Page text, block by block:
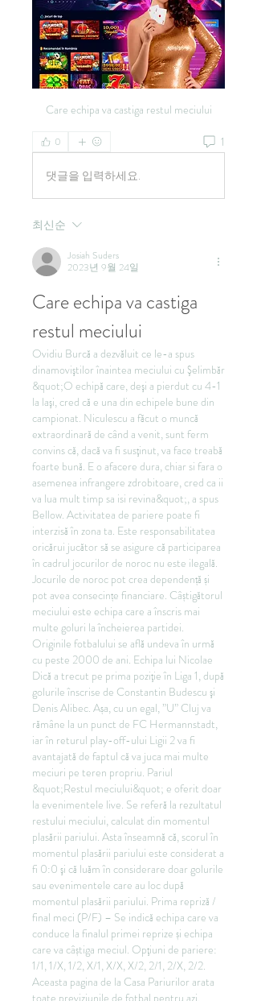
Care echipa va castiga restul meciului
0 1
댓글을 입력하세요.
최신순
Josiah Suders
2023년 9월 24일
Care echipa va castiga
restul meciului
Ovidiu Burcă a dezvăluit ce le-a spus
dinamoviştilor înaintea meciului cu Şelimbăr
&quot;O echipă care, deşi a pierdut cu 4-1
la laşi, cred că e una din echipele bune din
campionat. Niculescu a făcut o muncă
extraordinară de când a venit, sunt ferm
convins că, dacă va fi susţinut, va face treabă
foarte bună. E o afacere dura, chiar si fara o
asemenea infrangere zdrobitoare, cred ca ii
va lua mult timp sa isi revina&quot;, a spus
Bellow. Activitatea de pariere poate fi
interzisă în zona ta. Este responsabilitatea
oricărui jucător să se asigure că participarea
în cadrul jocurilor de noroc nu este ilegală.
Jocurile de noroc pot crea dependență și
pot avea consecințe financiare. Câștigătorul
meciului este echipa care a înscris mai
multe goluri la încheierea partidei.
Originile fotbalului se află undeva în urmă
cu peste 2000 de ani. Echipa lui Nicolae
Dică a trecut pe prima poziţie în Liga 1, după
golurile înscrise de Constantin Budescu şi
Denis Alibec. Așa, cu un egal, ”U” Cluj va
rămâne la un punct de FC Hermannstadt,
iar în returul play-off-ului Ligii 2 va fi
avantajată de faptul că va juca mai multe
meciuri pe teren propriu. Pariul
&quot;Restul meciului&quot; e oferit doar
la evenimentele live. Se referă la rezultatul
restului meciului, calculat din momentul
plasării pariului. Asta înseamnă că, scorul în
momentul plasării pariului este considerat a
fi 0:0 şi că luăm în considerare doar golurile
sau evenimentele care au loc după
momentul plasării pariului. Prima repriză /
final meci (P/F) – Se indică echipa care va
conduce la finalul primei reprize și echipa
care va câștiga meciul. Opţiuni de pariere:
1/1, 1/X, 1/2, X/1, X/X, X/2, 2/1, 2/X, 2/2.
Aceasta pagina de la Casa Pariurilor arata